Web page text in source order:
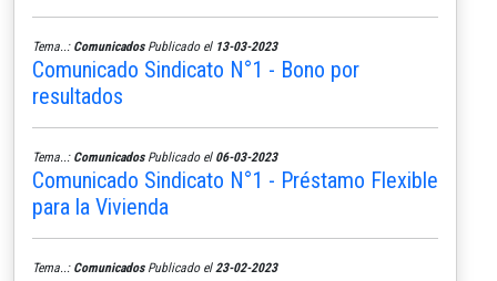
Tema..: ComunicadosPublicado el 13-03-2023
Comunicado Sindicato N°1 - Bono por
resultados
Tema..: ComunicadosPublicado el 06-03-2023
Comunicado Sindicato N°1 - Préstamo Flexible
para la Vivienda
Tema..: ComunicadosPublicado el 23-02-2023